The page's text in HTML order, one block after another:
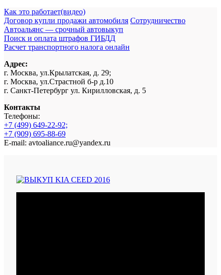
Как это работает(видео)
Договор купли продажи автомобиля Сотрудничество
Автоальянс — срочный автовыкуп
Поиск и оплата штрафов ГИБДД
Расчет транспортного налога онлайн
Адрес:
г. Москва, ул.Крылатская, д. 29;
г. Москва, ул.Страстной б-р д.10
г. Санкт-Петербург ул. Кирилловская, д. 5
Контакты
Телефоны:
+7 (499) 649-22-92;
+7 (909) 695-88-69
E-mail: avtoaliance.ru@yandex.ru